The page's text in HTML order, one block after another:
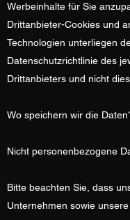
Werbeinhalte für Sie
Drittanbieter-Cookies und
Technologien unterliegen
Datenschutzrichtlinie des
Drittanbieters und nicht
Wo speichern wir die
Nicht personenbezogene
Bitte beachten Sie, dass
Unternehmen sowie unsere